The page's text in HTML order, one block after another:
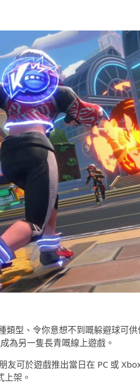
類型、令你意想不到嘅躲避球可
為另一隻長青嘅線上遊戲。
友可於遊戲推出當日在 PC 或
架。